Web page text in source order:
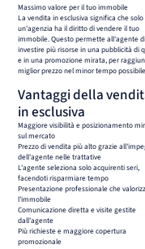
Massimo valore per il tuo immobile
La vendita in esclusiva significa che solo
un'agenzia ha il diritto di vendere il tuo
immobile. Questo permette all'agente di
investire più risorse in una pubblicità di
e in una promozione mirata, per
miglior prezzo nel minor tempo
Vantaggi della
in esclusiva
Maggiore visibilità e posizionamento
sul mercato
Prezzo di vendita più alto grazie
dell'agente nelle trattative
L'agente seleziona solo acquirenti seri,
facendoti risparmiare tempo
Presentazione professionale che
l'immobile
Comunicazione diretta e visite gestite
dall'agente
Più richieste e maggiore copertura
promozionale